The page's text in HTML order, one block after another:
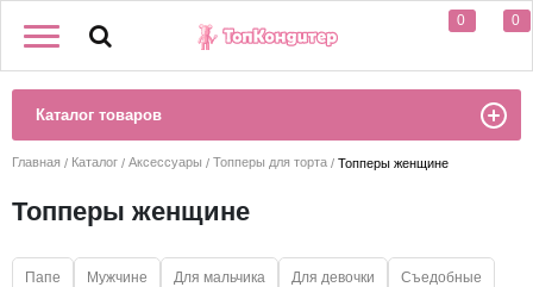
0 0
Каталог товаров
Главная Каталог Аксессуары Топперы для торта Топперы женщине
Топперы женщине
Папе Мужчине Для мальчика Для девочки Съедобные